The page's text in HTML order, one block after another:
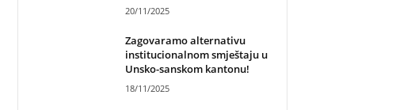
20/11/2025
Zagovaramo alternativu
institucionalnom smještaju u
Unsko-sanskom kantonu!
18/11/2025